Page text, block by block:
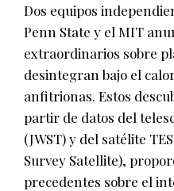
Dos equipos
Penn State y el MIT
extraordinarios sobre
desintegran bajo el
anfitrionas. Estos
partir de datos del
(JWST) y del satélite
Survey Satellite),
precedentes sobre el